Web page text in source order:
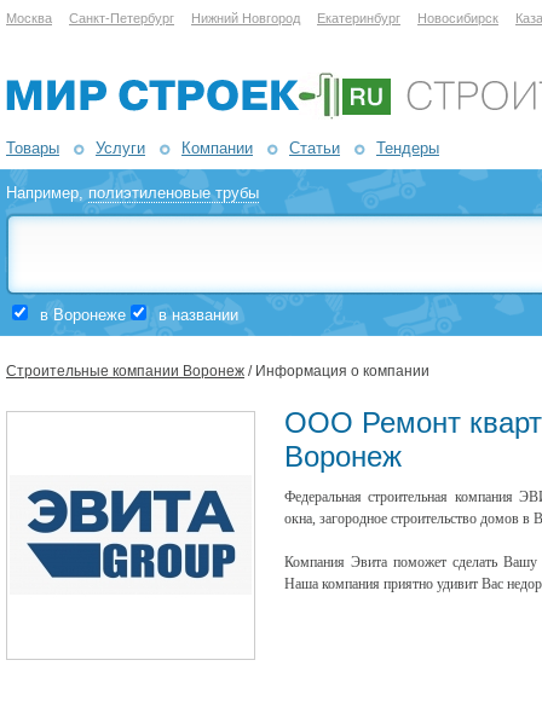
Москва Санкт-Петербург Нижний Новгород Екатеринбург Новосибирск
Товары Услуги Компании Статьи Тендеры
Например,полиэтиленовые трубы
в Воронеже в названии
Строительные компании Воронеж / Информация о компании
ООО Ремонт
Воронеж
Федеральная строительная
окна, загородное строительство домов в
Компания Эвита поможет сделать
Наша компания приятно удивит Вас